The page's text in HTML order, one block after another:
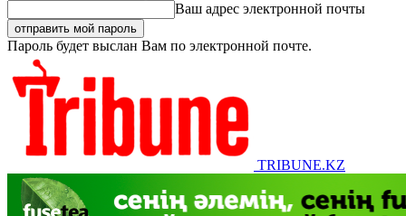
Ваш адрес электронной почты
Пароль будет выслан Вам по электронной почте.
TRIBUNE.KZ